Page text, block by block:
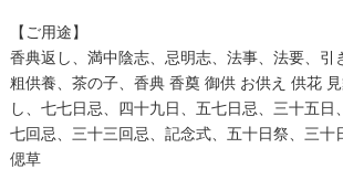
【ご用途】
香典返し、満中陰志、忌明志、法事、法要、引
粗供養、茶の子、香典 香奠 御供 お供え 供花
し、七七日忌、四十九日、五七日忌、三十五日
七回忌、三十三回忌、記念式、五十日祭、三十
偲草